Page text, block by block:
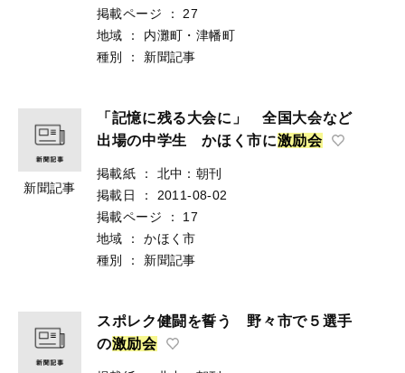
掲載ページ
：
27
地域
：
内灘町・津幡町
種別
： 新聞記事
新聞記事
「記憶に残る大会に」 全国大会など
出場の中学生 かほく市に激励会
掲載紙 ：
北中：朝刊
掲載日
：
2011-08-02
掲載ページ
：
17
地域
：
かほく市
種別
： 新聞記事
スポレク健闘を誓う 野々市で５選手
の激励会